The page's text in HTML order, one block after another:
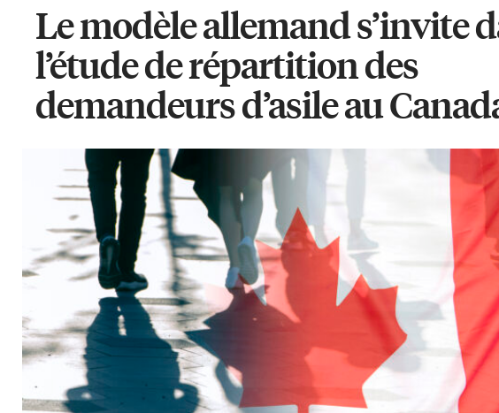
Le modèle allemand s’invite
l’étude de répartition des
demandeurs d’asile au